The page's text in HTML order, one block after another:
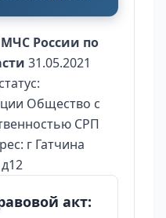
России по
31.05.2021
Общество с
СРП
г Гатчина
акт: